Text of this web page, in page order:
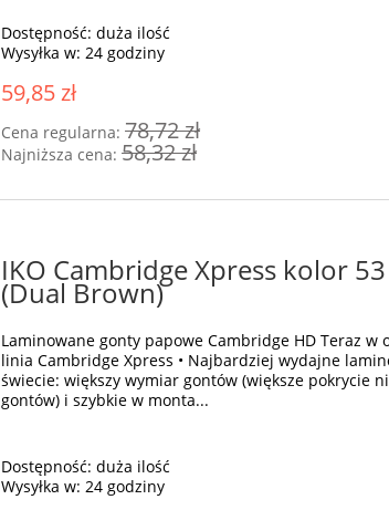
Dostępność: duża ilość
Wysyłka w: 24 godziny
59,85 zł
Cena regularna:78,72 zł
Najniższa cena:58,32 zł
IKO Cambridge Xpress kolor
(Dual Brown)
Laminowane gonty papowe Cambridge HD Teraz w
linia Cambridge Xpress • Najbardziej wydajne
świecie: większy wymiar gontów (większe pokrycie
gontów) i szybkie w monta...
Dostępność: duża ilość
Wysyłka w: 24 godziny